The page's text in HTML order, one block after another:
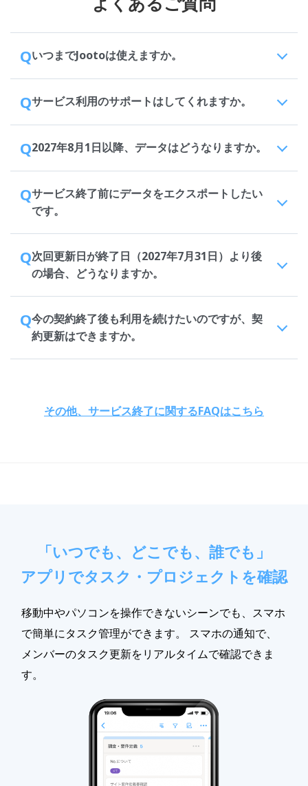
QいつまでJootoは使えますか。
Qサービス利用のサポートはしてくれますか。
Q2027年8月1日以降、データはどうなりますか。
Qサービス終了前にデータをエクスポートしたい
です。
Q次回更新日が終了日（2027年7月31日）より後
の場合、どうなりますか。
Q今の契約終了後も利用を続けたいのですが、契
約更新はできますか。
その他、サービス終了に関するFAQはこちら
「いつでも、どこでも、誰でも」
アプリでタスク・プロジェクトを確認
移動中やパソコンを操作できないシーンでも、スマホ
で簡単にタスク管理ができます。 スマホの通知で、
メンバーのタスク更新をリアルタイムで確認できま
す。